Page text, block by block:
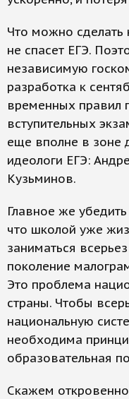
Что можно сделать
не спасет ЕГЭ.
независимую
разработка к
временных правил
вступительных
еще вполне в зоне
идеологи ЕГЭ:
Кузьминов.
Главное же
что школой уже
заниматься
поколение
Это проблема
страны. Чтобы
национальную
необходима
образовательная
Скажем